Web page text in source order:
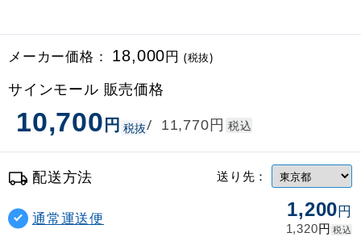
メーカー価格： 18,000円 (税抜)
サインモール 販売価格
10,700円 税抜/ 11,770円 税込
配送方法 送り先：
通常運送便 1,200円
1,320円 税込